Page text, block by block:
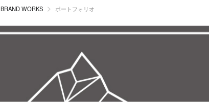
BRAND WORKS ポートフォリオ